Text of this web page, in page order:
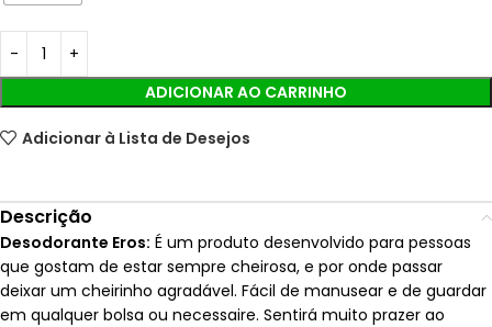
ADICIONAR AO CARRINHO
Adicionar à Lista de Desejos
Descrição
Desodorante Eros: É um produto desenvolvido para pessoas
que gostam de estar sempre cheirosa, e por onde passar
deixar um cheirinho agradável. Fácil de manusear e de guardar
em qualquer bolsa ou necessaire. Sentirá muito prazer ao